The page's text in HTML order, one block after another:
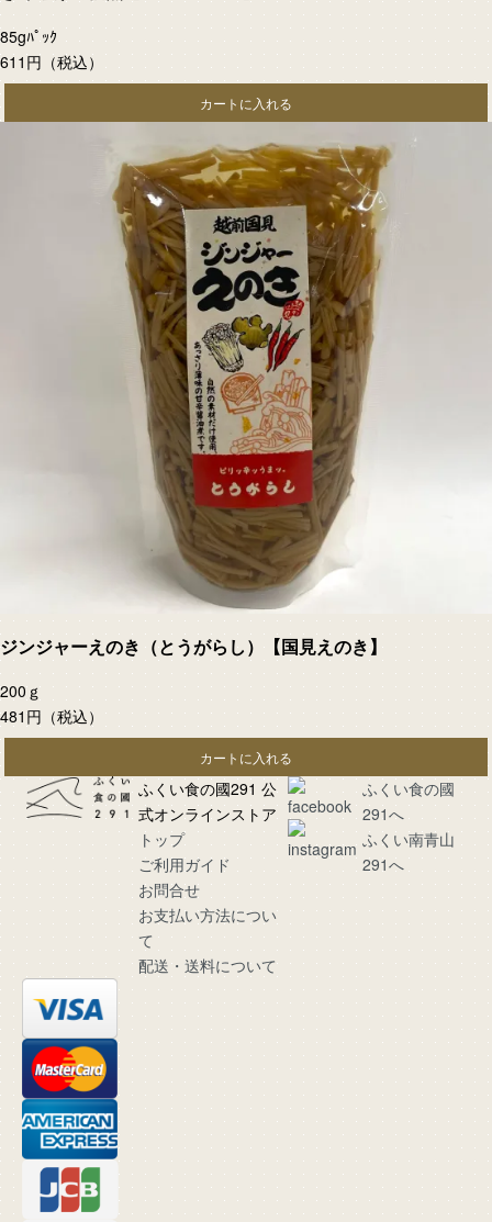
85gﾊﾟｯｸ
611円 （税込）
カートに入れる
ジンジャーえのき（とうがらし）【国見えのき】
200ｇ
481円 （税込）
カートに入れる
ふくい食の國291 公
式オンラインストア
トップ
ご利用ガイド
お問合せ
お支払い方法につい
て
配送・送料について
ふくい食の國
291へ
ふくい南青山
291へ